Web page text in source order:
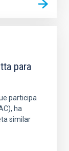
para
participa
ha
similar